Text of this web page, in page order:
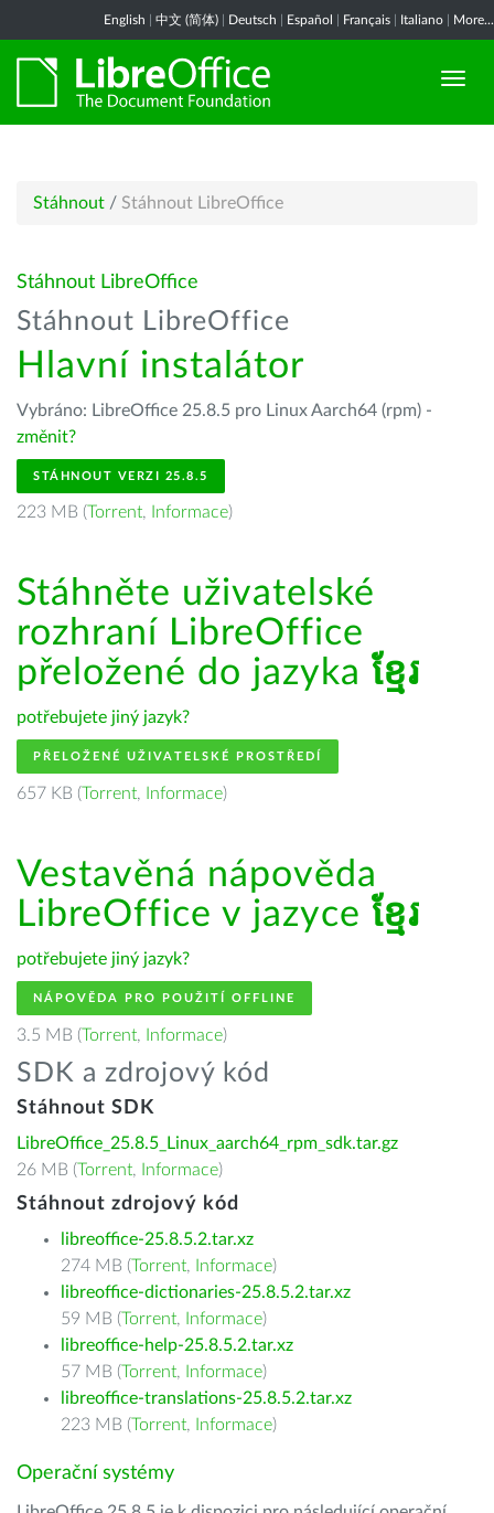
English 中文 (简体) Deutsch Español Français Italiano More...
Stáhnout / Stáhnout LibreOffice
Stáhnout LibreOffice
Stáhnout LibreOffice
Hlavní instalátor
Vybráno: LibreOffice 25.8.5 pro Linux Aarch64 (rpm) -
změnit?
STÁHNOUT VERZI 25.8.5
223 MB (Torrent, Informace)
Stáhněte uživatelské
rozhraní LibreOffice
přeložené do jazyka ខ្មែរ
potřebujete jiný jazyk?
PŘELOŽENÉ UŽIVATELSKÉ PROSTŘEDÍ
657 KB (Torrent, Informace)
Vestavěná nápověda
LibreOffice v jazyce ខ្មែរ
potřebujete jiný jazyk?
NÁPOVĚDA PRO POUŽITÍ OFFLINE
3.5 MB (Torrent, Informace)
SDK a zdrojový kód
Stáhnout SDK
LibreOffice_25.8.5_Linux_aarch64_rpm_sdk.tar.gz
26 MB (Torrent, Informace)
Stáhnout zdrojový kód
libreoffice-25.8.5.2.tar.xz
274 MB (Torrent, Informace)
libreoffice-dictionaries-25.8.5.2.tar.xz
59 MB (Torrent, Informace)
libreoffice-help-25.8.5.2.tar.xz
57 MB (Torrent, Informace)
libreoffice-translations-25.8.5.2.tar.xz
223 MB (Torrent, Informace)
Operační systémy